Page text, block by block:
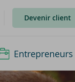
Devenir client
Entrepreneurs